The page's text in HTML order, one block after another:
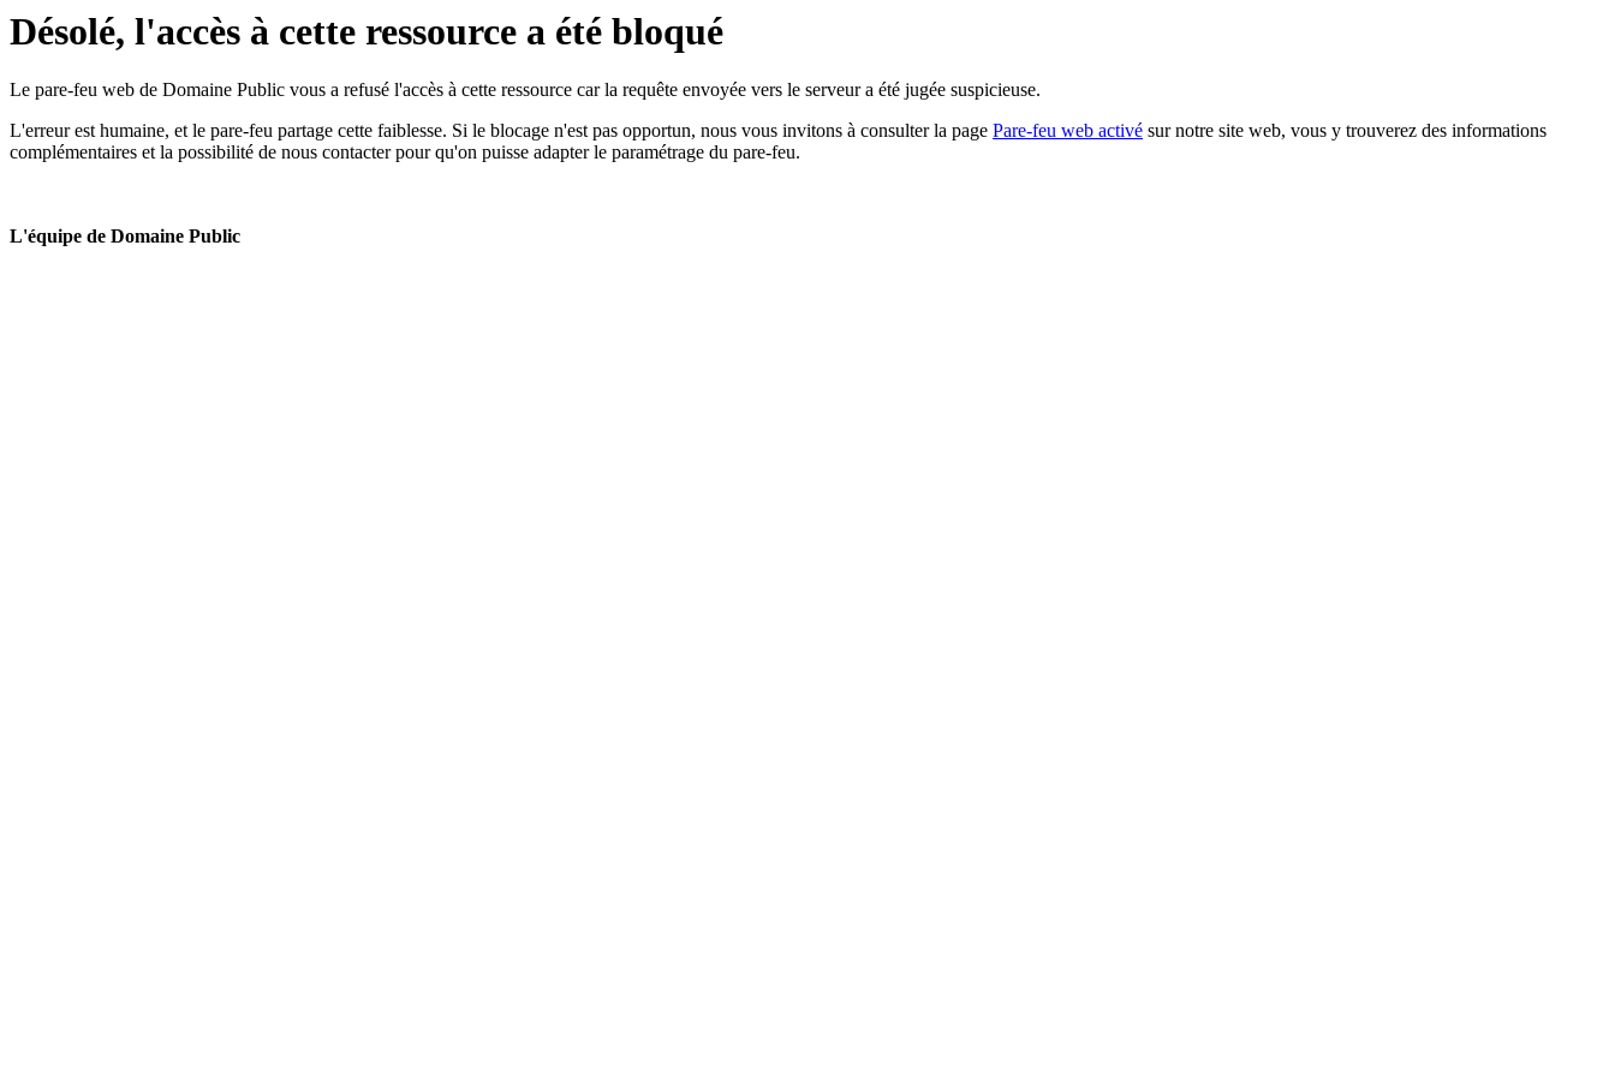
Désolé, l'accès à cette ressource a été bloqué
Le pare-feu web de Domaine Public vous a refusé l'accès à cette ressource car la requête envoyée vers le serveur a été jugée suspicieuse.
L'erreur est humaine, et le pare-feu partage cette faiblesse. Si le blocage n'est pas opportun, nous vous invitons à consulter la page Pare-feu web activé sur notre site web, vous y trouverez des informations
complémentaires et la possibilité de nous contacter pour qu'on puisse adapter le paramétrage du pare-feu.
L'équipe de Domaine Public